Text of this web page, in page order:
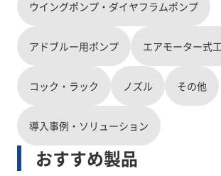
ウイングポンプ・ダイヤフラムポンプ
アドブルー用ポンプ エアモーター式
コック・ラック ノズル その他
導入事例・ソリューション
おすすめ製品